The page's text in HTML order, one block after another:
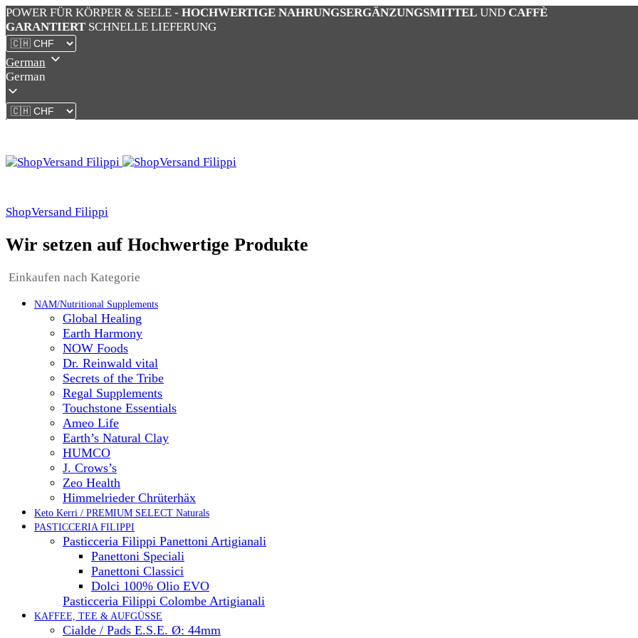
POWER FÜR KÖRPER & SEELE - HOCHWERTIGE NAHRUNGSERGÄNZUNGSMITTEL UND CAFFÈ
GARANTIERT SCHNELLE LIEFERUNG
German
German
ShopVersand Filippi
Wir setzen auf Hochwertige Produkte
Einkaufen nach Kategorie
NAM/Nutritional Supplements
Global Healing
Earth Harmony
NOW Foods
Dr. Reinwald vital
Secrets of the Tribe
Regal Supplements
Touchstone Essentials
Ameo Life
Earth’s Natural Clay
HUMCO
J. Crows’s
Zeo Health
Himmelrieder Chrüterhäx
Keto Kerri / PREMIUM SELECT Naturals
PASTICCERIA FILIPPI
Pasticceria Filippi Panettoni Artigianali
Panettoni Speciali
Panettoni Classici
Dolci 100% Olio EVO
Pasticceria Filippi Colombe Artigianali
KAFFEE, TEE & AUFGÜSSE
Cialde / Pads E.S.E. Ø: 44mm